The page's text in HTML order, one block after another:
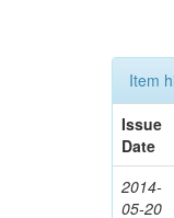
Item
Issue
Date
2014-
05-20